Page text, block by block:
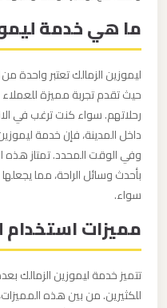
ما هي خدمة
ليموزين الزمالك تعتبر واحدة
حيث تقدم تجربة مميزة للعملاء
رحلاتهم. سواء كنت ترغب في
داخل المدينة، فإن خدمة
وفي الوقت المحدد. تمتاز هذه
بأحدث وسائل الراحة، مما
سواء.
مميزات استخدام
تتميز خدمة ليموزين الزمالك
للكثيرين. من بين هذه
القاهرة
ليموزين
القاهرة
للاسكندرية
ليموزين
القاهرة
مطار